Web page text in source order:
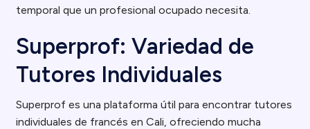
temporal que un profesional ocupado necesita.
Superprof: Variedad de
Tutores Individuales
Superprof es una plataforma útil para encontrar tutores
individuales de francés en Cali, ofreciendo mucha